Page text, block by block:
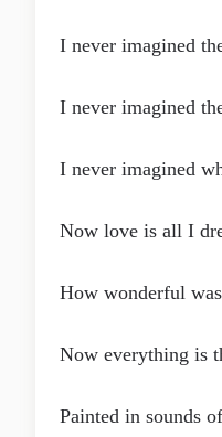
I never imagined
I never imagined
I never imagined
Now love is all I
How wonderful
Now everything is
Painted in sounds